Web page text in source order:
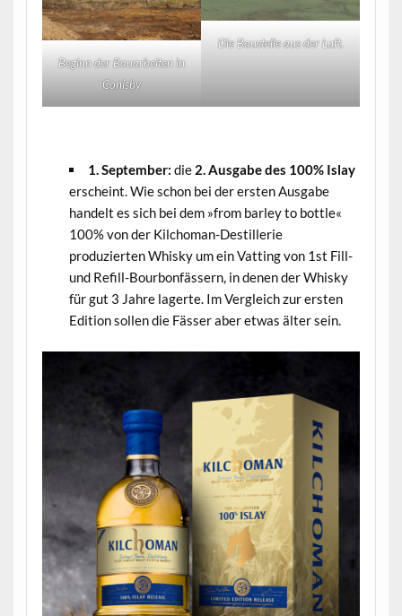
Beginn der Bauarbeiten in
Conisby
Die Baustelle aus der Luft.
1. September:die 2. Ausgabe des 100% Islay
erscheint. Wie schon bei der ersten Ausgabe
handelt es sich bei dem »from barley to bottle«
100% von der Kilchoman-Destillerie
produzierten Whisky um ein Vatting von 1st Fill-
und Refill-Bourbonfässern, in denen der Whisky
für gut 3 Jahre lagerte. Im Vergleich zur ersten
Edition sollen die Fässer aber etwas älter sein.